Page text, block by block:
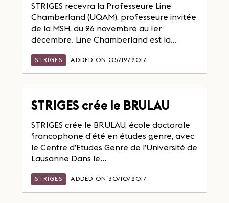
STRIGES recevra la Professeure Line
Chamberland (UQAM), professeure invitée
de la MSH, du 26 novembre au 1er
décembre. Line Chamberland est la...
STRIGES ADDED ON 05/12/2017
STRIGES crée le BRULAU
STRIGES crée le BRULAU, école doctorale
francophone d’été en études genre, avec
le Centre d’Etudes Genre de l’Université de
Lausanne Dans le...
STRIGES ADDED ON 30/10/2017